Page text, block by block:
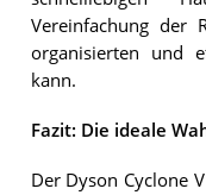
Vereinfachung der
organisierten und
kann.
Fazit: Die ideale
Der Dyson Cyclone